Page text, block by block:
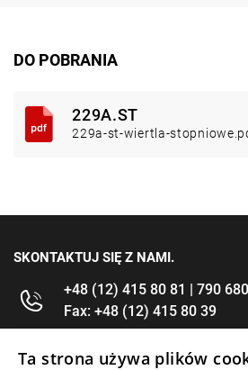
DO POBRANIA
229A.ST
229a-st-wiertla-
SKONTAKTUJ SIĘ Z NAMI.
+48 (12) 415 80 81 | 790
Fax: +48 (12) 415 80 39
kontakt@im-narzedzia.pl
Ta strona używa plików